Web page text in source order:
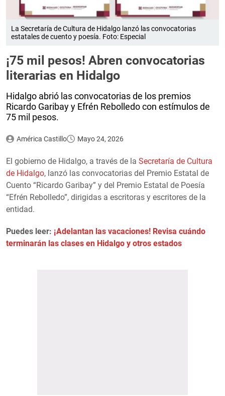
La Secretaría de Cultura de Hidalgo lanzó las convocatorias
estatales de cuento y poesía. Foto: Especial
¡75 mil pesos! Abren convocatorias
literarias en Hidalgo
Hidalgo abrió las convocatorias de los premios
Ricardo Garibay y Efrén Rebolledo con estímulos de
75 mil pesos.
América Castillo Mayo 24, 2026
El gobierno de Hidalgo, a través de la Secretaría de Cultura
de Hidalgo, lanzó las convocatorias del Premio Estatal de
Cuento “Ricardo Garibay” y del Premio Estatal de Poesía
“Efrén Rebolledo”, dirigidas a escritoras y escritores de la
entidad.
Puedes leer: ¡Adelantan las vacaciones! Revisa cuándo
terminarán las clases en Hidalgo y otros estados